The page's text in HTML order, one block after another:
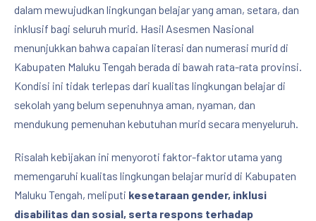
dalam mewujudkan lingkungan belajar yang aman, setara, dan
inklusif bagi seluruh murid. Hasil Asesmen Nasional
menunjukkan bahwa capaian literasi dan numerasi murid di
Kabupaten Maluku Tengah berada di bawah rata-rata provinsi.
Kondisi ini tidak terlepas dari kualitas lingkungan belajar di
sekolah yang belum sepenuhnya aman, nyaman, dan
mendukung pemenuhan kebutuhan murid secara menyeluruh.
Risalah kebijakan ini menyoroti faktor-faktor utama yang
memengaruhi kualitas lingkungan belajar murid di Kabupaten
Maluku Tengah, meliputi kesetaraan gender, inklusi
disabilitas dan sosial, serta respons terhadap